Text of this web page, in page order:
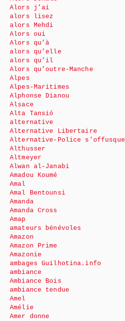
Alors j’ai
alors lisez
alors Mehdi
Alors oui
Alors qu’à
alors qu’elle
alors qu’il
Alors qu’outre-Manche
Alpes
Alpes-Maritimes
Alphonse Dianou
Alsace
Alta Tansió
alternative
Alternative Libertaire
Alternative-Police s’offusque
Althusser
Altmeyer
Alwan al-Janabi
Amadou Koumé
Amal
Amal Bentounsi
Amanda
Amanda Cross
Amap
amateurs bénévoles
Amazon
Amazon Prime
Amazonie
ambages Guilhotina.info
ambiance
Ambiance Bois
ambiance tendue
Amel
Amélie
Amer donne